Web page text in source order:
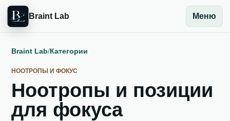
Braint Lab Меню
Braint Lab/Категории
НООТРОПЫ И ФОКУС
Ноотропы и позиции
для фокуса